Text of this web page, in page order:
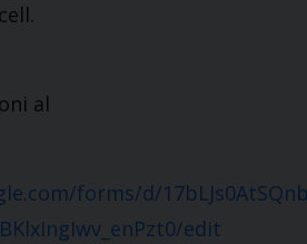
al
forms/d/
edit